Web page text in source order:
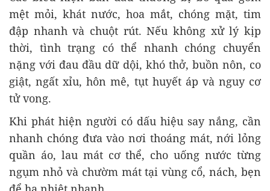
mệt mỏi, khát nước, hoa mắt, chóng mặt, tim
đập nhanh và chuột rút. Nếu không xử lý kịp
thời, tình trạng có thể nhanh chóng chuyển
nặng với đau đầu dữ dội, khó thở, buồn nôn, co
giật, ngất xỉu, hôn mê, tụt huyết áp và nguy cơ
tử vong.
Khi phát hiện người có dấu hiệu say nắng, cần
nhanh chóng đưa vào nơi thoáng mát, nới lỏng
quần áo, lau mát cơ thể, cho uống nước từng
ngụm nhỏ và chườm mát tại vùng cổ, nách, bẹn